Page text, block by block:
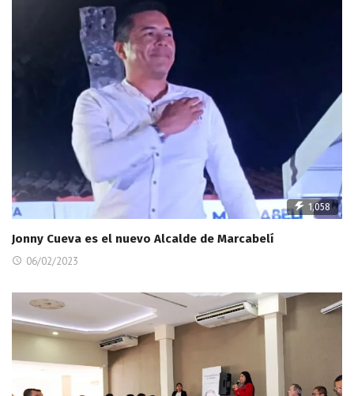
1,058
Jonny Cueva es el nuevo Alcalde de Marcabelí
06/02/2023